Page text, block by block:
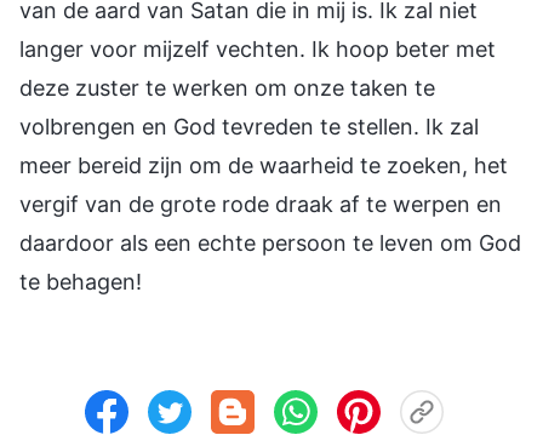
van de aard van Satan die in mij is. Ik zal niet
langer voor mijzelf vechten. Ik hoop beter met
deze zuster te werken om onze taken te
volbrengen en God tevreden te stellen. Ik zal
meer bereid zijn om de waarheid te zoeken, het
vergif van de grote rode draak af te werpen en
daardoor als een echte persoon te leven om God
te behagen!